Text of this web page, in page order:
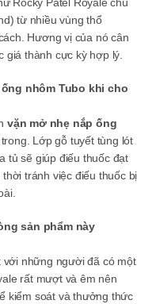
Rocky Patel Royale chú
từ nhiều vùng thổ
Hương vị của nó cân
giá thành cực kỳ hợp lý.
nhôm Tubo khi cho
vặn mở nhẹ nắp ống
Lớp gỗ tuyết tùng lót
tủ sẽ giúp điếu thuốc đạt
tránh việc điếu thuốc bị
sản phẩm này
với những người đã có một
rất mượt và êm nên
kiểm soát và thưởng thức